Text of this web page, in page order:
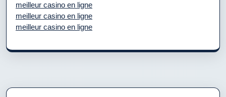
meilleur casino en ligne
meilleur casino en ligne
meilleur casino en ligne